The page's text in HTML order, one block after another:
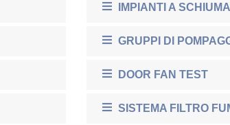
IMPIANTI A SCHIUMA
GRUPPI DI
DOOR FAN TEST
SISTEMA FILTRO